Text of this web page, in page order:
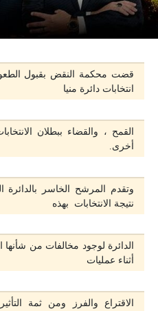
قضت محكمة النقض بقبول الطعون
انتخابات دائرة منيا
القمح ، والقضاء ببطلان
أخرى.
وتقدم المرشح الخاسر بالدائرة
نتيجة الانتخابات بهذه
الدائرة لوجود مخالفات من شأنها
أثناء عمليات
الاقتراع والفرز ومن ثمة